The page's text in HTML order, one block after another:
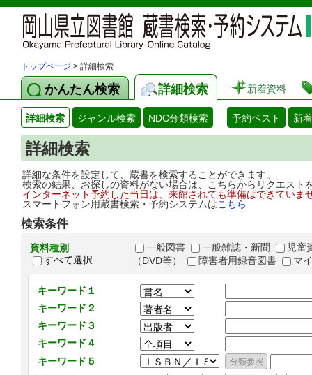
トップページ > 詳細検索
かんたん検索 詳細検索 新着資料
詳細検索 ジャンル検索 NDC分類検索 予約ベスト 新
詳細検索
詳細な条件を設定して、蔵書を検索することができます。
検索の結果、お探しの資料がない場合は、こちらからリクエス
インターネット予約した当日は、来館されても準備はできてい
スマートフォン用蔵書検索・予約システムはこちら
検索条件
資料種別
すべて選択
一般図書 一般雑誌・新聞
児童
（DVD等）
障害者用録音図書 マ
キーワード１
キーワード２
キーワード３
キーワード４
キーワード５